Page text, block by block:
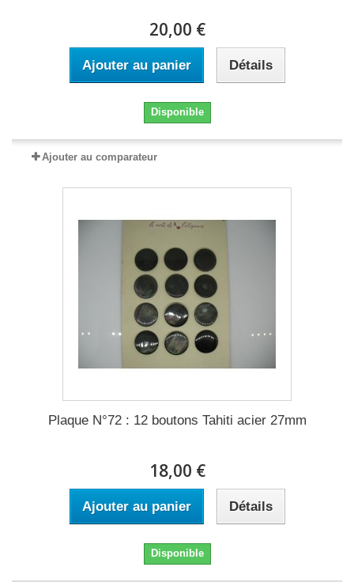
20,00 €
Ajouter au panier Détails
Disponible
Ajouter au comparateur
Plaque N°72 : 12 boutons Tahiti acier 27mm
18,00 €
Ajouter au panier Détails
Disponible